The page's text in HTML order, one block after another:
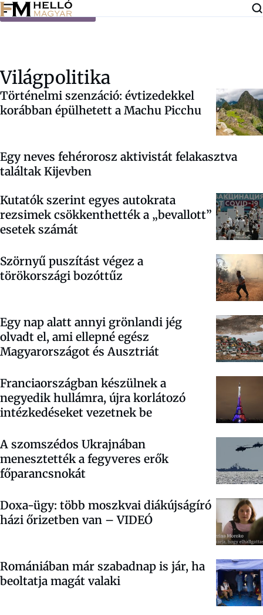
Ugrás a tartalomra
Világpolitika
Történelmi szenzáció: évtizedekkel
korábban épülhetett a Machu Picchu
Egy neves fehérorosz aktivistát felakasztva
találtak Kijevben
Kutatók szerint egyes autokrata
rezsimek csökkenthették a „bevallott”
esetek számát
Szörnyű puszítást végez a
törökországi bozóttűz
Egy nap alatt annyi grönlandi jég
olvadt el, ami ellepné egész
Magyarországot és Ausztriát
Franciaországban készülnek a
negyedik hullámra, újra korlátozó
intézkedéseket vezetnek be
A szomszédos Ukrajnában
menesztették a fegyveres erők
főparancsnokát
Doxa-ügy: több moszkvai diákújságíró
házi őrizetben van – VIDEÓ
Romániában már szabadnap is jár, ha
beoltatja magát valaki